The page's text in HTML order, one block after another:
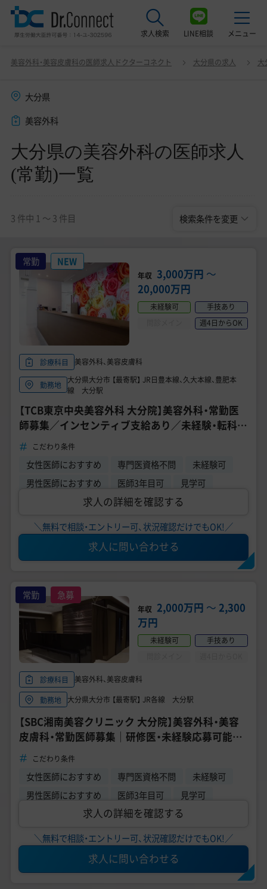
求人検索 LINE相談 メニュー
美容クリニック見学ご希望の方はこちら
サービス紹介
ドクターコネクトの強み
エージェント紹介
常勤求人一覧
美容医療医師の転職お役立ちコンテンツ
美容クリニック見学・研修情報
美容外科・美容皮膚科の医師転職体験談
美容クリニックインタビュー
美容医療の転職お役立ち記事
美容医療辞典
医師採用ご担当者様・その他問い合わせ
美容外科・美容皮膚科の医師求人ドクターコネクト 大分県の求人 大
大分県
美容外科
大分県の美容外科の医師求人
(常勤)一覧
3 件中 1 〜 3 件目 検索条件を変更
大分県の美容外科の医師求人(常勤)一覧 変更
常勤 NEW
年収 3,000万円 〜
20,000万円
未経験可
手技あり
週4日からOK
診療科目 美容外科、美容皮膚科
勤務地
大分県大分市 【最寄駅】 JR日豊本線、久大本線、豊肥本
線 大分駅
【TCB東京中央美容外科 大分院】美容外科・常勤医
師募集／インセンティブ支給あり／未経験・転科歓
迎／充実の研修制度／年収 3000万円～
こだわり条件
女性医師におすすめ 専門医資格不問
未経験可
男性医師におすすめ
医師3年目可 見学可
求人の詳細を確認する
＼無料で相談・エントリー可、状況確認だけでもOK!／
求人に問い合わせる
常勤 急募
年収 2,000万円 〜 2,300
万円
未経験可
手技あり
診療科目
美容外科、美容皮膚科
勤務地
大分県大分市 【最寄駅】 JR各線 大分駅
【SBC湘南美容クリニック 大分院】美容外科・美容
皮膚科・常勤医師募集｜研修医・未経験応募可能｜
インセンティブ充実◎｜年収 2000万円～
こだわり条件
女性医師におすすめ 専門医資格不問
未経験可
男性医師におすすめ
医師3年目可 見学可
求人の詳細を確認する
＼無料で相談・エントリー可、状況確認だけでもOK!／
求人に問い合わせる